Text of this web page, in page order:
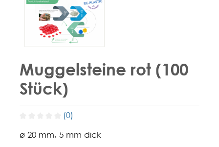
Muggelsteine rot (100
Stück)
(0)
ø 20 mm, 5 mm dick